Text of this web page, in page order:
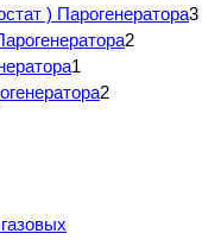
) Парогенератора3
2
1
2